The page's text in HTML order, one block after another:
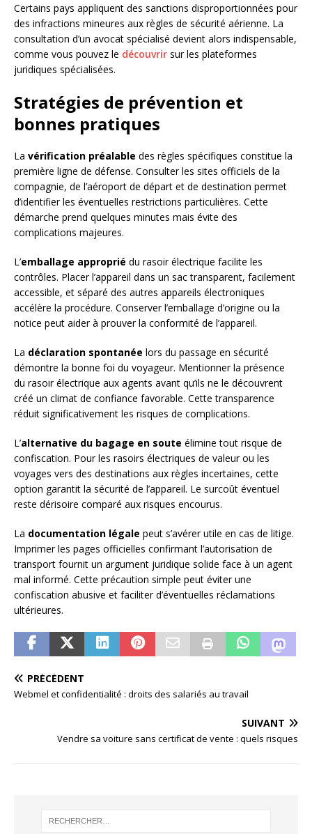
Certains pays appliquent des sanctions disproportionnées pour
des infractions mineures aux règles de sécurité aérienne. La
consultation d’un avocat spécialisé devient alors indispensable,
comme vous pouvez le découvrir sur les plateformes
juridiques spécialisées.
Stratégies de prévention et
bonnes pratiques
La vérification préalable des règles spécifiques constitue la
première ligne de défense. Consulter les sites officiels de la
compagnie, de l’aéroport de départ et de destination permet
d’identifier les éventuelles restrictions particulières. Cette
démarche prend quelques minutes mais évite des
complications majeures.
L’emballage approprié du rasoir électrique facilite les
contrôles. Placer l’appareil dans un sac transparent, facilement
accessible, et séparé des autres appareils électroniques
accélère la procédure. Conserver l’emballage d’origine ou la
notice peut aider à prouver la conformité de l’appareil.
La déclaration spontanée lors du passage en sécurité
démontre la bonne foi du voyageur. Mentionner la présence
du rasoir électrique aux agents avant qu’ils ne le découvrent
créé un climat de confiance favorable. Cette transparence
réduit significativement les risques de complications.
L’alternative du bagage en soute élimine tout risque de
confiscation. Pour les rasoirs électriques de valeur ou les
voyages vers des destinations aux règles incertaines, cette
option garantit la sécurité de l’appareil. Le surcoût éventuel
reste dérisoire comparé aux risques encourus.
La documentation légale peut s’avérer utile en cas de litige.
Imprimer les pages officielles confirmant l’autorisation de
transport fournit un argument juridique solide face à un agent
mal informé. Cette précaution simple peut éviter une
confiscation abusive et faciliter d’éventuelles réclamations
ultérieures.
PRÉCÉDENT
Webmel et confidentialité : droits des salariés au travail
SUIVANT
Vendre sa voiture sans certificat de vente : quels risques